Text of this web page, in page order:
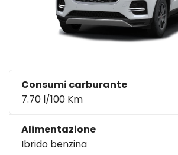
Consumi carburante
7.70 l/100 Km
Alimentazione
Ibrido benzina